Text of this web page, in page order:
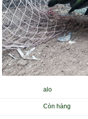
alo
Còn hàng